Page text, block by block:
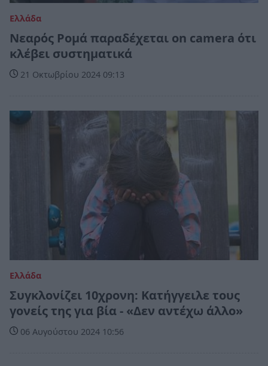
Ελλάδα
Νεαρός Ρομά παραδέχεται on camera ότι
κλέβει συστηματικά
21 Οκτωβρίου 2024 09:13
Ελλάδα
Συγκλονίζει 10χρονη: Κατήγγειλε τους
γονείς της για βία - «Δεν αντέχω άλλο»
06 Αυγούστου 2024 10:56